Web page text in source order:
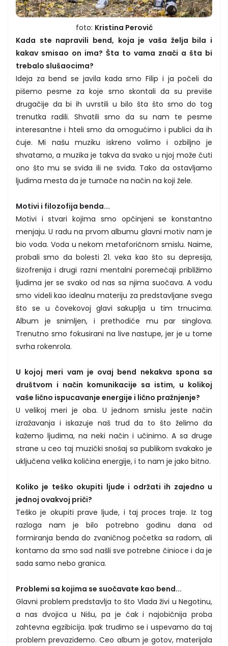
foto: Kristina Perović
Kada ste napravili bend, koja je vaša želja bila i
kakav smisao on ima? Šta to vama znači a šta bi
trebalo slušaocima?
Ideja za bend se javila kada smo Filip i ja počeli da
pišemo pesme za koje smo skontali da su previše
drugačije da bi ih uvrstili u bilo šta što smo do tog
trenutka radili. Shvatili smo da su nam te pesme
interesantne i hteli smo da omogućimo i publici da ih
čuje. Mi našu muziku iskreno volimo i ozbiljno je
shvatamo, a muzika je takva da svako u njoj može čuti
ono što mu se sviđa ili ne sviđa. Tako da ostavljamo
ljudima mesta da je tumače na način na koji žele.
Motivi i filozofija benda...
Motivi i stvari kojima smo opčinjeni se konstantno
menjaju. U radu na prvom albumu glavni motiv nam je
bio voda. Voda u nekom metaforičnom smislu. Naime,
probali smo da bolesti 21. veka kao što su depresija,
šizofrenija i drugi razni mentalni poremećaji približimo
ljudima jer se svako od nas sa njima suočava. A vodu
smo videli kao idealnu materiju za predstavljane svega
što se u čovekovoj glavi sakuplja u tim trnucima.
Album je snimljen, i prethodiće mu par singlova.
Trenutno smo fokusirani na live nastupe, jer je u tome
svrha rokenrola.
U kojoj meri vam je ovaj bend nekakva spona sa
društvom i način komunikacije sa istim, u kolikoj
vaše lično ispucavanje energije i lično pražnjenje?
U velikoj meri je oba. U jednom smislu jeste način
izražavanja i iskazuje naš trud da to što želimo da
kažemo ljudima, na neki način i učinimo. A sa druge
strane u ceo taj muzički snošaj sa publikom svakako je
uključena velika količina energije, i to nam je jako bitno.
Koliko je teško okupiti ljude i održati ih zajedno u
jednoj ovakvoj priči?
Teško je okupiti prave ljude, i taj proces traje. Iz tog
razloga nam je bilo potrebno godinu dana od
formiranja benda do zvaničnog početka sa radom, ali
kontamo da smo sad našli sve potrebne činioce i da je
sada samo nebo granica.
Problemi sa kojima se suočavate kao bend...
Glavni problem predstavlja to što Vlada živi u Negotinu,
a nas dvojica u Nišu, pa je čak i najobičnija proba
zahtevna egzibicija. Ipak trudimo se i uspevamo da taj
problem prevaziđemo. Ceo album je gotov, materijala